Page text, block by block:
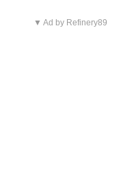
▼ Ad by Refinery89